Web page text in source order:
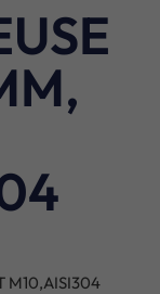
M10,AISI304